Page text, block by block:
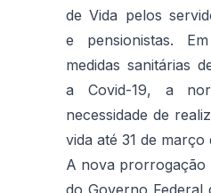
de Vida pelos
e pensionistas.
medidas sanitárias
a Covid-19, a
necessidade de
vida até 31 de março
A nova prorrogação
do Governo Federal